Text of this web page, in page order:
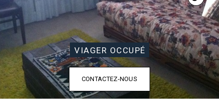
VIAGER OCCUPÉ
CONTACTEZ-NOUS